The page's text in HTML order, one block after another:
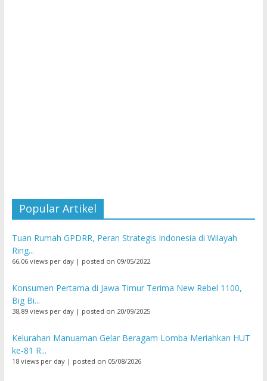
Popular Artikel
Tuan Rumah GPDRR, Peran Strategis Indonesia di Wilayah
Ring...
66,06 views per day| posted on 09/05/2022
Konsumen Pertama di Jawa Timur Terima New Rebel 1100,
Big Bi...
38,89 views per day| posted on 20/09/2025
Kelurahan Manuaman Gelar Beragam Lomba Meriahkan HUT
ke-81 R...
18 views per day| posted on 05/08/2026